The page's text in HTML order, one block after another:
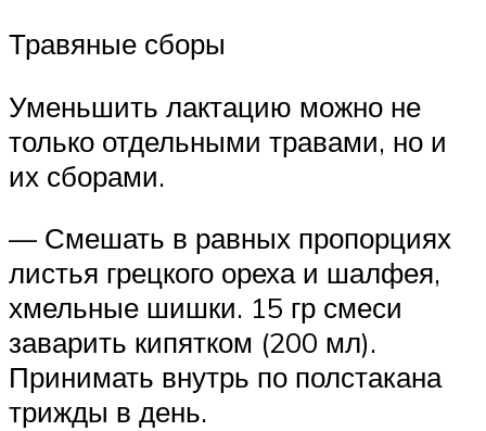
Травяные сборы
Уменьшить лактацию можно не
только отдельными травами, но и
их сборами.
— Смешать в равных пропорциях
листья грецкого ореха и шалфея,
хмельные шишки. 15 гр смеси
заварить кипятком (200 мл).
Принимать внутрь по полстакана
трижды в день.